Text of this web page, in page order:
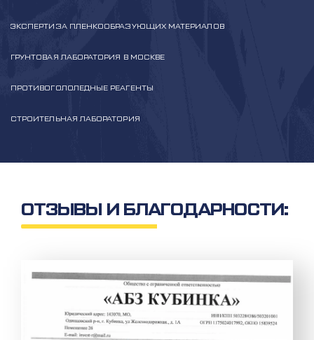
ЭКСПЕРТИЗА ПЛЕНКООБРАЗУЮЩИХ МАТЕРИАЛОВ
ГРУНТОВАЯ ЛАБОРАТОРИЯ В МОСКВЕ
ПРОТИВОГОЛОЛЕДНЫЕ РЕАГЕНТЫ
СТРОИТЕЛЬНАЯ ЛАБОРАТОРИЯ
ОТЗЫВЫ И БЛАГОДАРНОСТИ: